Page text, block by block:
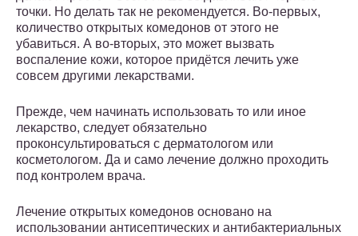
точки. Но делать так не рекомендуется. Во-первых,
количество открытых комедонов от этого не
убавиться. А во-вторых, это может вызвать
воспаление кожи, которое придётся лечить уже
совсем другими лекарствами.
Прежде, чем начинать использовать то или иное
лекарство, следует обязательно
проконсультироваться с дерматологом или
косметологом. Да и само лечение должно проходить
под контролем врача.
Лечение открытых комедонов основано на
использовании антисептических и антибактериальных